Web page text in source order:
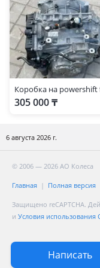
305 000 ₸
6 августа 2026 г.
Написать
© 2006 — 2026 АО Колеса
Главная Полная версия
Защищено reCAPTCHA.
и Условия использования